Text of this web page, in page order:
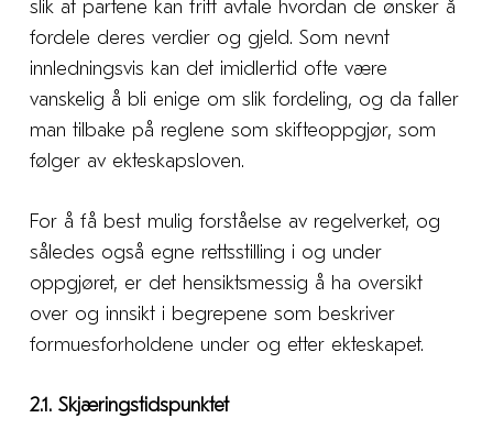
slik at partene kan fritt avtale hvordan de ønsker å
fordele deres verdier og gjeld. Som nevnt
innledningsvis kan det imidlertid ofte være
vanskelig å bli enige om slik fordeling, og da faller
man tilbake på reglene som skifteoppgjør, som
følger av ekteskapsloven.
For å få best mulig forståelse av regelverket, og
således også egne rettsstilling i og under
oppgjøret, er det hensiktsmessig å ha oversikt
over og innsikt i begrepene som beskriver
formuesforholdene under og etter ekteskapet.
2.1. Skjæringstidspunktet